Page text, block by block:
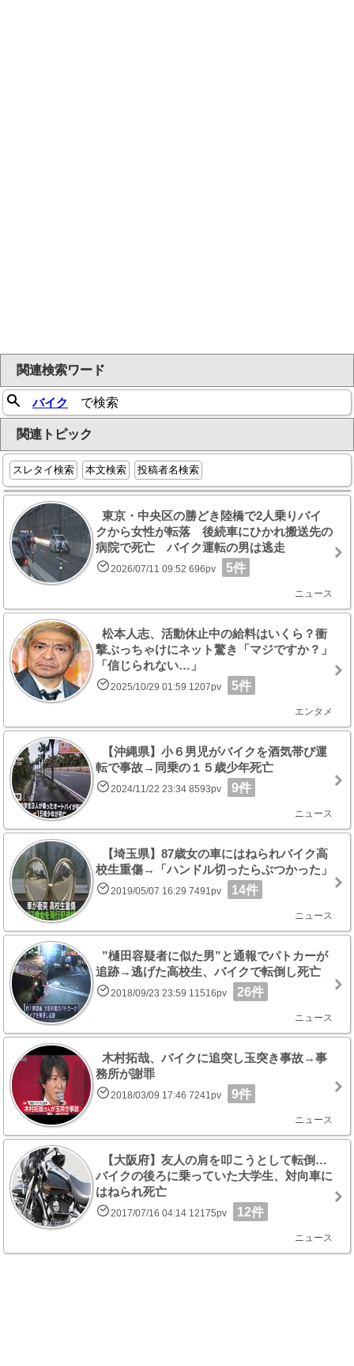
関連検索ワード
バイク で検索
関連トピック
スレタイ検索 本文検索 投稿者名検索
東京・中央区の勝どき陸橋で2人乗りバイ
クから女性が転落 後続車にひかれ搬送先の
病院で死亡 バイク運転の男は逃走
2026/07/11 09:52 696pv 5件
ニュース
松本人志、活動休止中の給料はいくら？衝
撃ぶっちゃけにネット驚き「マジですか？」
「信じられない…」
2025/10/29 01:59 1207pv 5件
エンタメ
【沖縄県】小６男児がバイクを酒気帯び運
転で事故→同乗の１５歳少年死亡
2024/11/22 23:34 8593pv 9件
ニュース
【埼玉県】87歳女の車にはねられバイク高
校生重傷→「ハンドル切ったらぶつかった」
2019/05/07 16:29 7491pv 14件
ニュース
”樋田容疑者に似た男”と通報でパトカーが
追跡→逃げた高校生、バイクで転倒し死亡
2018/09/23 23:59 11516pv 26件
ニュース
木村拓哉、バイクに追突し玉突き事故→事
務所が謝罪
2018/03/09 17:46 7241pv 9件
ニュース
【大阪府】友人の肩を叩こうとして転倒…
バイクの後ろに乗っていた大学生、対向車に
はねられ死亡
2017/07/16 04:14 12175pv 12件
ニュース